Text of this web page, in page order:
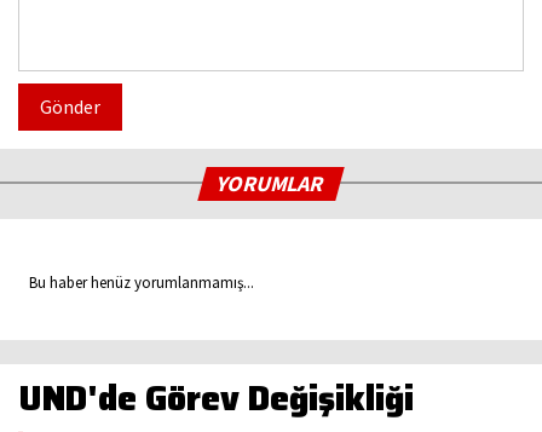
Gönder
YORUMLAR
Bu haber henüz yorumlanmamış...
UND'de Görev Değişikliği